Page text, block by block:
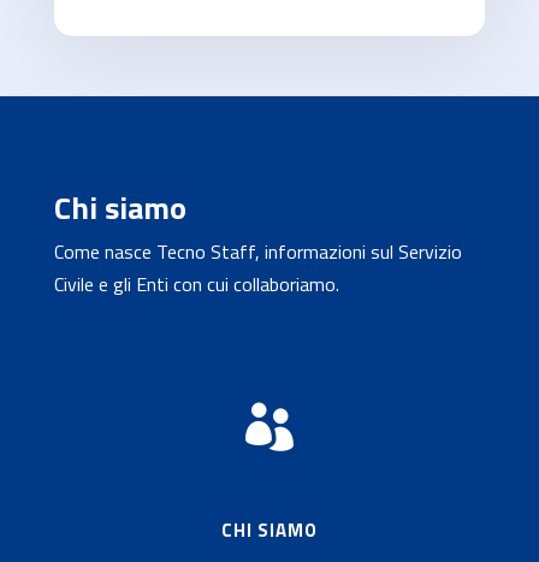
Chi siamo
Come nasce Tecno Staff, informazioni sul Servizio
Civile e gli Enti con cui collaboriamo.

CHI SIAMO